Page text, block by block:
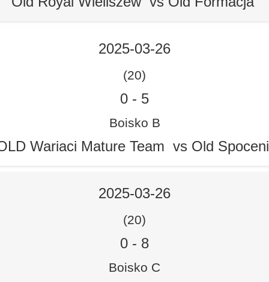
2025-03-26
(20)
0 - 5
Boisko B
Wariaci Mature Team vs Old
2025-03-26
(20)
0 - 8
Boisko C